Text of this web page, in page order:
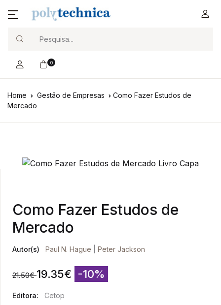
0
Home Gestão de Empresas
Como Fazer Estudos de
Mercado
Como Fazer Estudos de
Mercado
Autor(s) Paul N. Hague Peter Jackson
21.50€ 19.35€ -10%
Editora:
Cetop